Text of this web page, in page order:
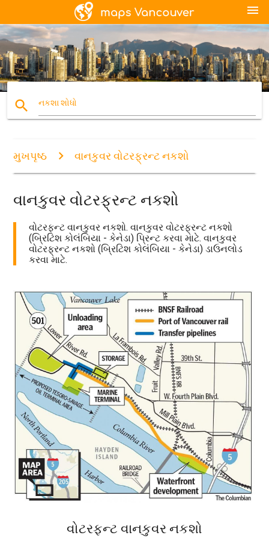
menu
search નકશા શોધો
મુખપૃષ્ઠ વાનકુવર વોટરફ્રન્ટ નકશો
વાનકુવર વોટરફ્રન્ટ નકશો
વોટરફન્ટ વાનકુવર નકશો. વાનકુવર વોટરફ્રન્ટ નકશો
(બ્રિટિશ કોલંબિયા - કેનેડા) પ્રિન્ટ કરવા માટે. વાનકુવર
વોટરફ્રન્ટ નકશો (બ્રિટિશ કોલંબિયા - કેનેડા) ડાઉનલોડ
કરવા માટે.
વોટરફન્ટ વાનકુવર નકશો